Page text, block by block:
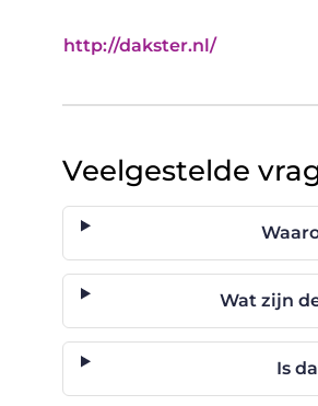
http://dakster.nl/
Veelgestelde
Wat zijn
Is